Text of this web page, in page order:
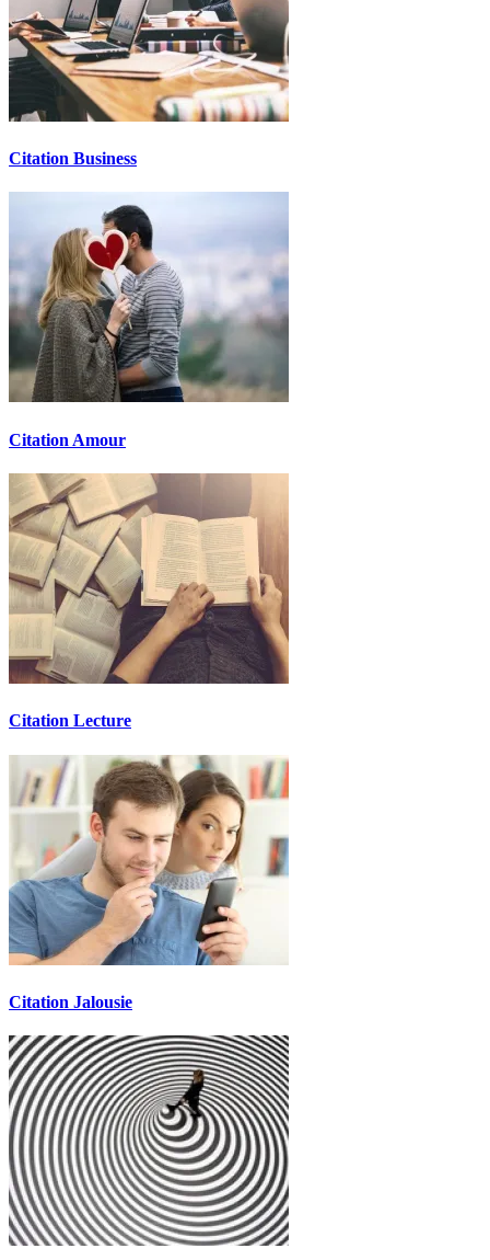
Citation Business
Citation Amour
Citation Lecture
Citation Jalousie